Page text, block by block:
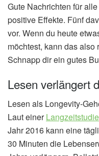
Gute Nachrichten für
positive Effekte. Fünf
vor. Wenn du heute
möchtest, kann das
Schnapp dir ein gutes
Lesen verlängert
Lesen als Longevity-
Laut einerLangzeitstudie
Jahr 2016 kann eine
30 Minuten die